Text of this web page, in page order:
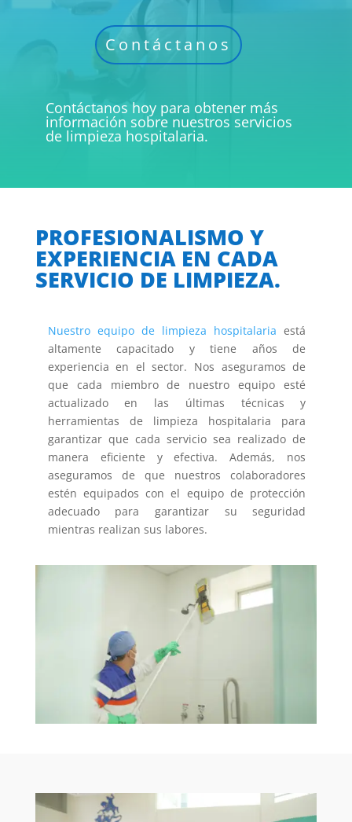
Contáctanos
Contáctanos hoy para obtener más
información sobre nuestros servicios
de limpieza hospitalaria.
PROFESIONALISMO Y
EXPERIENCIA EN CADA
SERVICIO DE LIMPIEZA.
Nuestro equipo de limpieza hospitalaria está
altamente capacitado y tiene años de
experiencia en el sector. Nos aseguramos de
que cada miembro de nuestro equipo esté
actualizado en las últimas técnicas y
herramientas de limpieza hospitalaria para
garantizar que cada servicio sea realizado de
manera eficiente y efectiva. Además, nos
aseguramos de que nuestros colaboradores
estén equipados con el equipo de protección
adecuado para garantizar su seguridad
mientras realizan sus labores.